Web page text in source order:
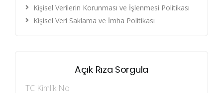
Kişisel Verilerin Korunması ve İşlenmesi Politikası
Kişisel Veri Saklama ve İmha Politikası
Açık Rıza Sorgula